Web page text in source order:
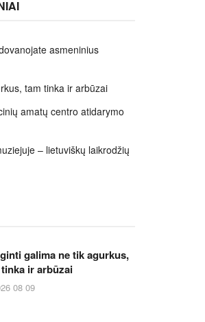
asmeninius
tam tinka ir arbūzai
amatų centro atidarymo
– lietuviškų laikrodžių
galima ne tik agurkus,
ir arbūzai
08 09